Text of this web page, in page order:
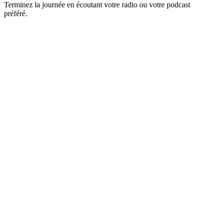
Terminez la journée en écoutant votre radio ou votre podcast
préféré.